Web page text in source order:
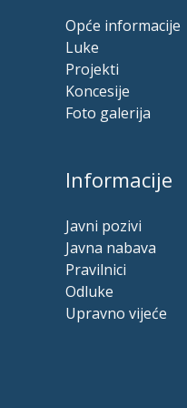
Opće informacije
Luke
Projekti
Koncesije
Foto galerija
Informacije
Javni pozivi
Javna nabava
Pravilnici
Odluke
Upravno vijeće